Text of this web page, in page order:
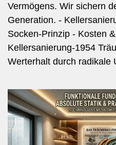
Vermögens. Wir sichern
Generation. -
Socken-Prinzip - Kosten
Kellersanierung-1954
Werterhalt durch radikale